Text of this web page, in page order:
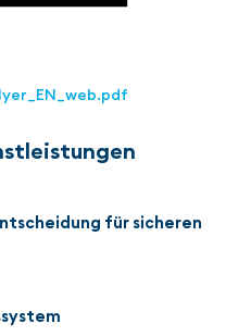
für sicheren